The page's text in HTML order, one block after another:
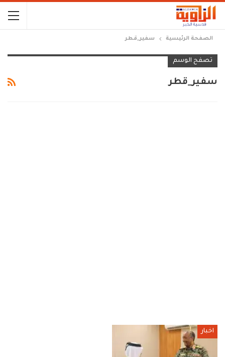
الصفحة الرئيسية سفير_قطر
تصفح الوسم
سفير_قطر
اخبار